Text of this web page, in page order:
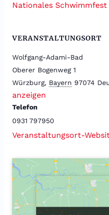
Nationales Schwimmfest
VERANSTALTUNGSORT
Wolfgang-Adami-Bad
Oberer Bogenweg 1
Würzburg, Bayern 97074
anzeigen
Telefon
0931 797950
Veranstaltungsort-